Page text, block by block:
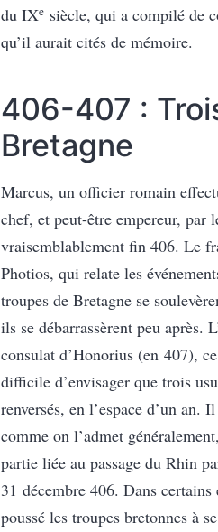
du IXe siècle, qui a compilé de
qu’il aurait cités de mémoire.
406-407 :
Bretagne
Marcus, un officier romain
chef, et peut-être empereur, par
vraisemblablement fin 406. Le
Photios, qui relate les
troupes de Bretagne se
ils se débarrassèrent peu après.
consulat d’Honorius (en 407),
difficile d’envisager que trois
renversés, en l’espace d’un an.
comme on l’admet
partie liée au passage du Rhin
31 décembre 406. Dans
poussé les troupes bretonnes à